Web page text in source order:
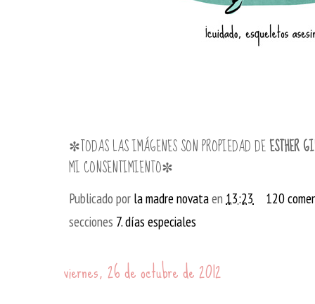
✼TODAS LAS IMÁGENES SON PROPIEDAD DEESTHER
MI CONSENTIMIENTO✼
Publicado por la madre novataen 13:23
120
secciones 7. días especiales
viernes, 26 de octubre de 2012